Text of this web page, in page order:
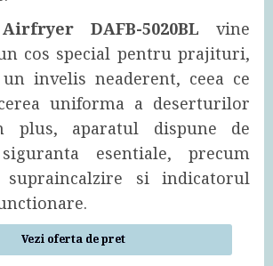
DAFB-5020BL vine
cos special pentru prajituri,
invelis neaderent, ceea ce
uniforma a deserturilor
plus, aparatul dispune de
esentiale, precum
si indicatorul
Vezi oferta de pret